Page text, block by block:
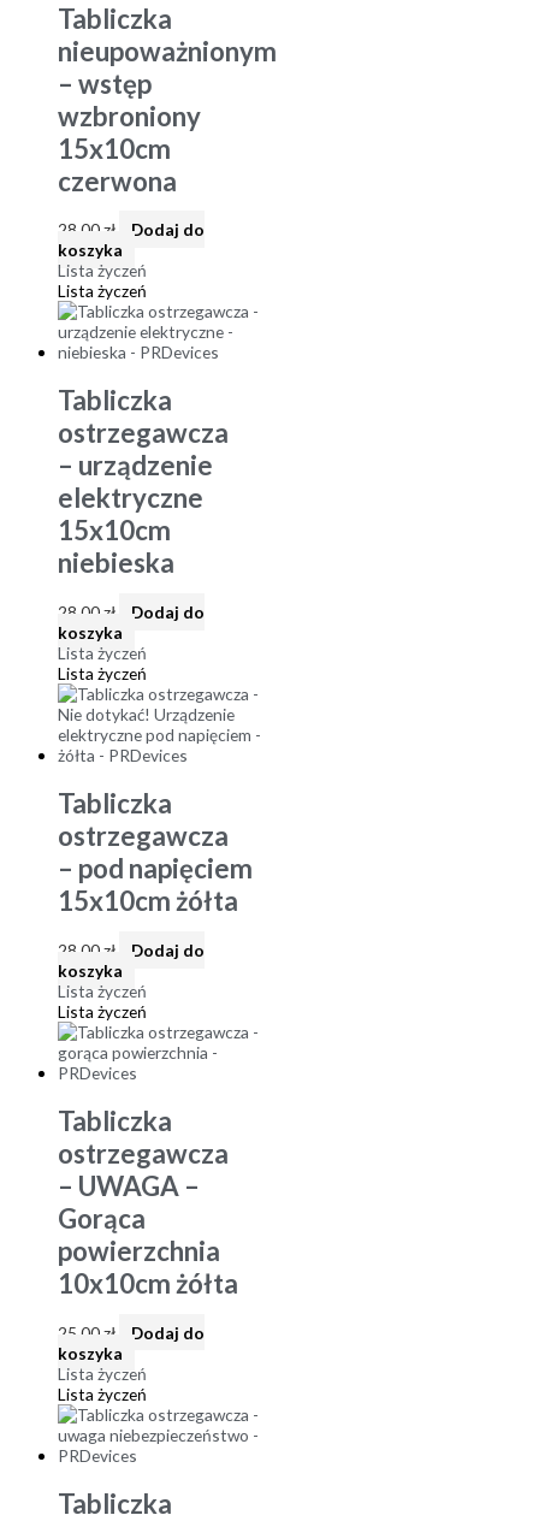
Tabliczka
nieupoważnionym
– wstęp
wzbroniony
15x10cm
czerwona
28,00zł
Dodaj do
koszyka
Lista życzeń
Lista życzeń
Tabliczka
ostrzegawcza
– urządzenie
elektryczne
15x10cm
niebieska
28,00zł
Dodaj do
koszyka
Lista życzeń
Lista życzeń
Tabliczka
ostrzegawcza
– pod napięciem
15x10cm żółta
28,00zł
Dodaj do
koszyka
Lista życzeń
Lista życzeń
Tabliczka
ostrzegawcza
– UWAGA –
Gorąca
powierzchnia
10x10cm żółta
25,00zł
Dodaj do
koszyka
Lista życzeń
Lista życzeń
Tabliczka